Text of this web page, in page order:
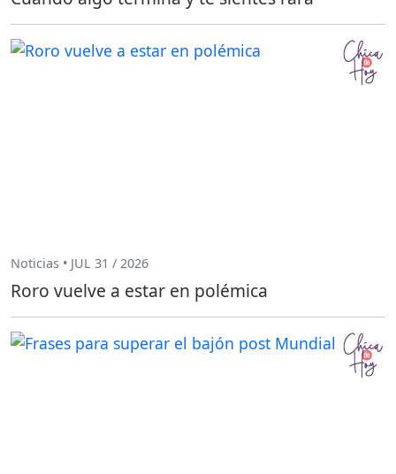
Noticias • JUL 31 / 2026
Roro vuelve a estar en polémica